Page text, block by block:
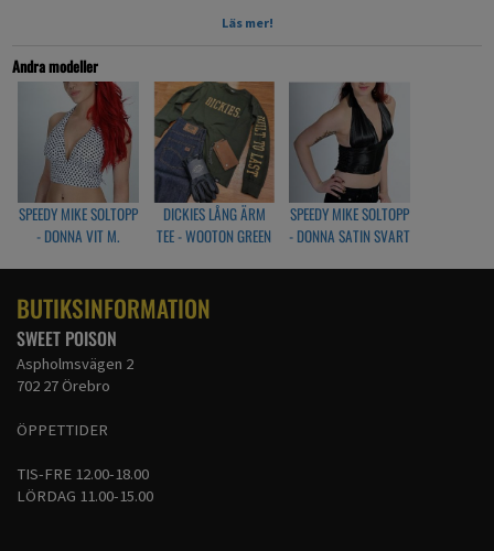
Till kjol en eller hög midja på byxorna.
40 grader tvätt
Hängtorkas
Strykas på 2 pickar
Small
framsida: 37cm
kupan är: 19cm bred 26cm hög
Medium
framsida: 39cm
kupan är: 19cm bred 26cm hög
framsida: 40cm
kupan är: 20cm bred 26cm hög
X-Large
framsida: 41cm
kupan är: 21cm bred 26cm hög
Läs mer!
Andra modeller
SPEEDY MIKE SOLTOPP
- DONNA VIT M.
DICKIES LÅNG ÄRM
TEE - WOOTON GREEN
SPEEDY MIKE SOLTOPP
- DONNA SATIN SVART
BUTIKSINFORMATION
SWEET POISON
Aspholmsvägen 2
702 27 Örebro
ÖPPETTIDER
TIS-FRE 12.00-18.00
LÖRDAG 11.00-15.00